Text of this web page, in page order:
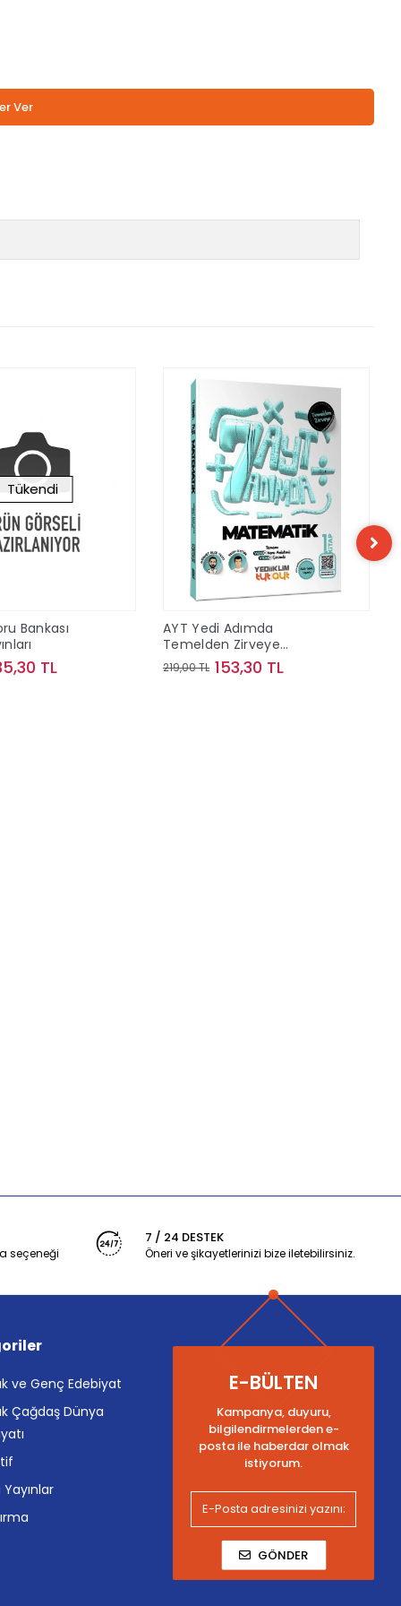
Ver
Tükendi
Bankası
TL
AYT Yedi Adımda
Temelden Zirveye
Matematik Video Konu
Anlatımlı ve Video Çözümlü
219,00 TL 153,30 TL
seçeneği
7 / 24 DESTEK
Öneri ve şikayetlerinizi bize iletebilirsiniz.
ve Genç Edebiyat
Çağdaş Dünya
Yayınlar
E-BÜLTEN
Kampanya, duyuru,
bilgilendirmelerden e-
posta ile haberdar olmak
istiyorum.
GÖNDER